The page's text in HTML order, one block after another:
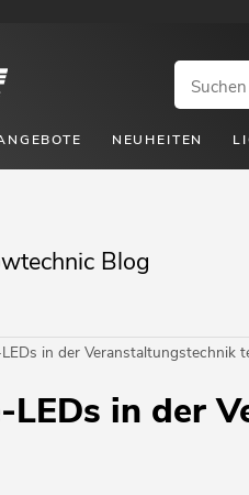
NEUHEITEN
Blog
in der Veranstaltungstechnik
in der